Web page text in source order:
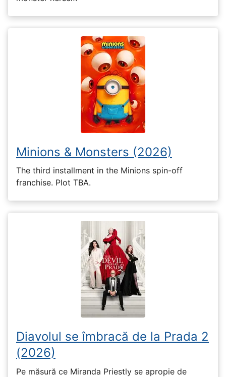
Minions & Monsters (2026)
The third installment in the Minions spin-off
franchise. Plot TBA.
Diavolul se îmbracă de la Prada 2
(2026)
Pe măsură ce Miranda Priestly se apropie de